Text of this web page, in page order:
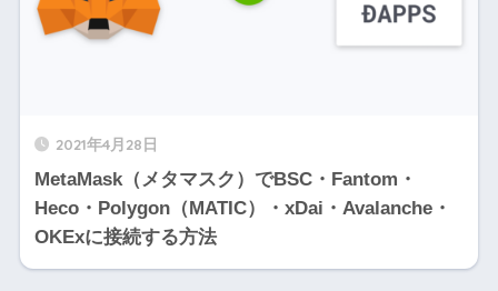
2021年4月28日
MetaMask（メタマスク）でBSC・Fantom・
Heco・Polygon（MATIC）・xDai・Avalanche・
OKExに接続する方法